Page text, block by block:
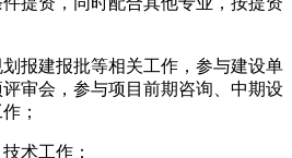
宜。
学历，建筑学、土木工程相关专